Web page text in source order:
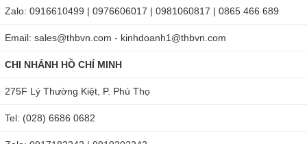
với mức giá cạnh tranh nhất. Kính hiển vi kỹ thuật số được
chúng tôi nhập khẩu và bảo quản theo đúng quy trình để đạt
đến tay khách hàng đội ngũ kỹ thuật sẽ kiểm tra lại cẩn thận.
Zalo: 0916610499 | 0976606017 | 0981060817 | 0865 466 689
Email: sales@thbvn.com - kinhdoanh1@thbvn.com
CHI NHÁNH HỒ CHÍ MINH
275F Lý Thường Kiệt, P. Phú Thọ
Tel: (028) 6686 0682